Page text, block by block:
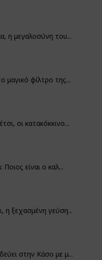
η μεγαλοσύνη του...
μαγικό φίλτρο της...
οι κατακόκκινο...
Ποιος είναι ο καλ...
η ξεχασμένη γεύση...
στην Κάσο με μ...